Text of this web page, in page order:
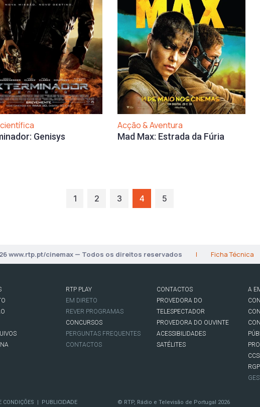
Genisys
Acção & Aventura
Mad Max: Estrada da Fúria
1 2 3 4 5
www.rtp.pt/cinemax — Todos os direitos reservados | Ficha Técnica
RTP PLAY
EM DIRETO
REVER PROGRAMAS
CONCURSOS
PERGUNTAS FREQUENTES
CONTACTOS
CONTACTOS
PROVEDORA DO
TELESPECTADOR
PROVEDORA DO OUVINTE
ACESSIBILIDADES
SATÉLITES
A
CONDIÇÕES PUBLICIDADE © RTP, Rádio e Televisão de Portugal 2026